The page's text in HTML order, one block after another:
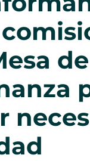
de